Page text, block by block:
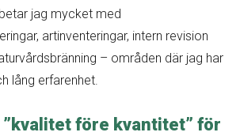
jag mycket med
artinventeringar, intern revision
– områden där jag har
lång erfarenhet.
före kvantitet” för